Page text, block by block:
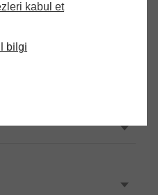
kabul et
bilgi